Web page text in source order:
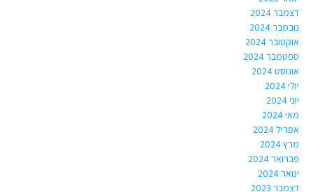
דצמבר 2024
נובמבר 2024
אוקטובר 2024
ספטמבר 2024
אוגוסט 2024
יולי 2024
יוני 2024
מאי 2024
אפריל 2024
מרץ 2024
פברואר 2024
ינואר 2024
דצמבר 2023